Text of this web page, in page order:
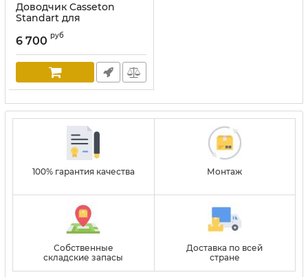
Доводчик Casseton
Standart для
шпонированного
полотна
6 700 руб
100% гарантия качества Монтаж
Собственные
складские запасы
Доставка по всей
стране